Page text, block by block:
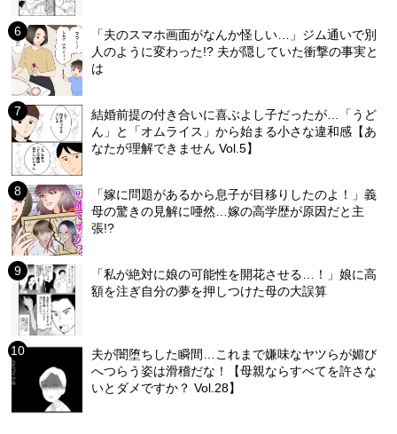
「夫のスマホ画面がなんか怪しい…」ジム通いで別
人のように変わった!? 夫が隠していた衝撃の事実と
は
結婚前提の付き合いに喜ぶよし子だったが…「うど
ん」と「オムライス」から始まる小さな違和感【あ
なたが理解できません Vol.5】
「嫁に問題があるから息子が目移りしたのよ！」義
母の驚きの見解に唖然…嫁の高学歴が原因だと主
張!?
「私が絶対に娘の可能性を開花させる…！」娘に高
額を注ぎ自分の夢を押しつけた母の大誤算
夫が闇堕ちした瞬間…これまで嫌味なヤツらが媚び
へつらう姿は滑稽だな！【母親ならすべてを許さな
いとダメですか？ Vol.28】